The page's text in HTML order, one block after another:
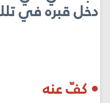
دخل قبره في
• كفّ عنه